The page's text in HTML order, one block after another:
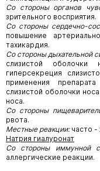
Со стороны органов
зрительного восприятия.
Со стороны сердечно-
повышение
тахикардия.
Со стороны дыхательной
слизистой оболочки
гиперсекреция
применения
слизистой оболочки
носа.
Со стороны
рвота.
Местные реакции:часто -
Натрия гиалуронат
Со стороны иммунной
аллергические реакции.